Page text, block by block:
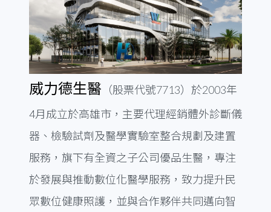
威力德生醫 （股票代號7713）於2003年
4月成立於高雄市，主要代理經銷體外診斷儀
器、檢驗試劑及醫學實驗室整合規劃及建置
服務，旗下有全資之子公司優品生醫，專注
於發展與推動數位化醫學服務，致力提升民
眾數位健康照護，並與合作夥伴共同邁向智